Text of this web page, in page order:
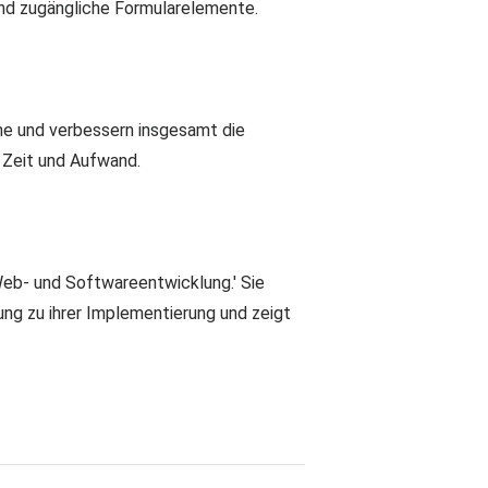
zugängliche Formularelemente.
und verbessern insgesamt die
und Aufwand.
und Softwareentwicklung.' Sie
zu ihrer Implementierung und zeigt